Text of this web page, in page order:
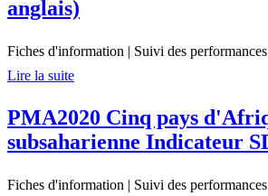
anglais)
Fiches d'information | Suivi des
Lire la suite
PMA2020 Cinq pays
subsaharienne Indicateur
Fiches d'information | Suivi des